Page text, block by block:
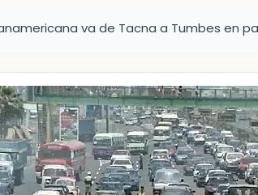
va de Tacna a Tumbes en